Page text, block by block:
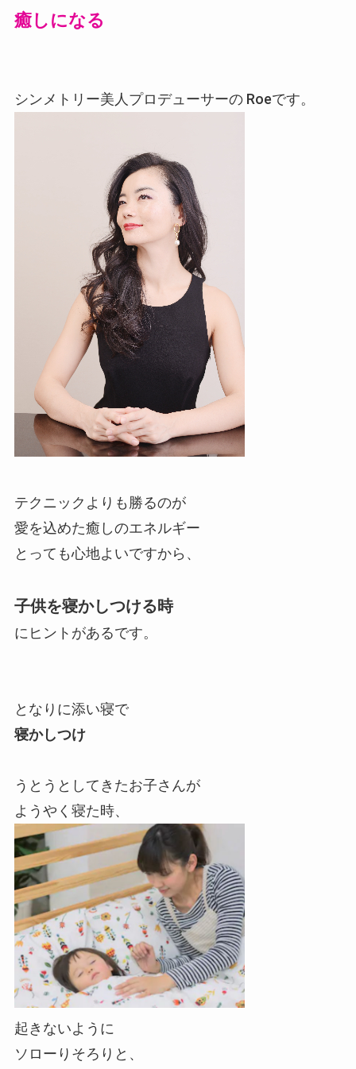
癒しになる
シンメトリー美人プロデューサーの Roeです。
テクニックよりも勝るのが
愛を込めた癒しのエネルギー
とっても心地よいですから、
子供を寝かしつける時
にヒントがあるです。
となりに添い寝で
寝かしつけ
うとうとしてきたお子さんが
ようやく寝た時、
起きないように
ソローりそろりと、